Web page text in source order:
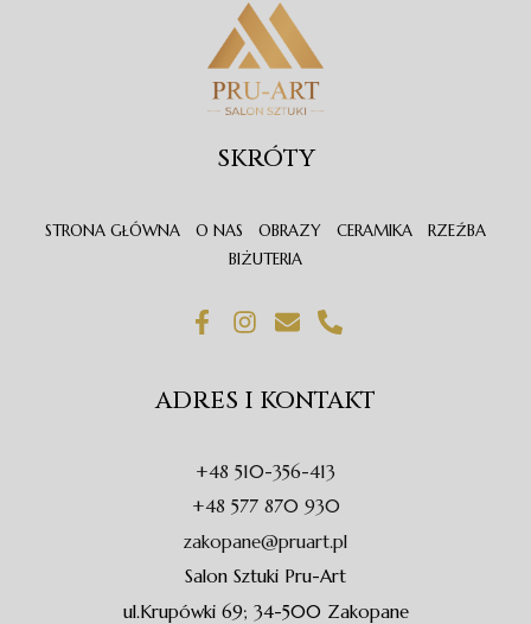
SKRÓTY
STRONA GŁÓWNA O NAS OBRAZY CERAMIKA
RZEŹBA
BIŻUTERIA
F
a
b
k
-
f
I
n
a
r
a
m
E
n
l
p
e
P
h
n
e
a
l
t
ADRES I KONTAKT
+48 510-356-413
+48 577 870 930
zakopane@pruart.pl
Salon Sztuki Pru-Art
ul.Krupówki 69; 34-500 Zakopane